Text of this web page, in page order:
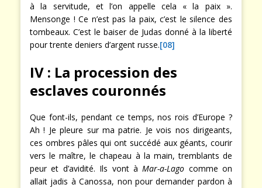
à la servitude, et l’on appelle cela « la paix ».
Mensonge ! Ce n’est pas la paix, c’est le silence des
tombeaux. C’est le baiser de Judas donné à la liberté
pour trente deniers d’argent russe.[08]
IV : La procession des
esclaves couronnés
Que font-ils, pendant ce temps, nos rois d’Europe ?
Ah ! Je pleure sur ma patrie. Je vois nos dirigeants,
ces ombres pâles qui ont succédé aux géants, courir
vers le maître, le chapeau à la main, tremblants de
peur et d’avidité. Ils vont àMar-a-Lago comme on
allait jadis à Canossa, non pour demander pardon à